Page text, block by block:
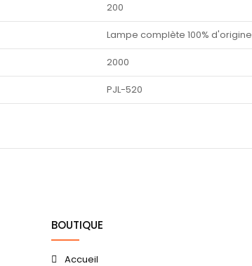
200
Lampe complète 100% d'origine
2000
PJL-520
BOUTIQUE
Accueil